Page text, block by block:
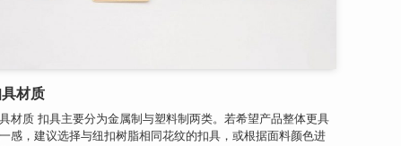
材质
材质 扣具主要分为金属制与塑料制两类。若希望产品整体更具
感，建议选择与纽扣树脂相同花纹的扣具，或根据面料颜色进